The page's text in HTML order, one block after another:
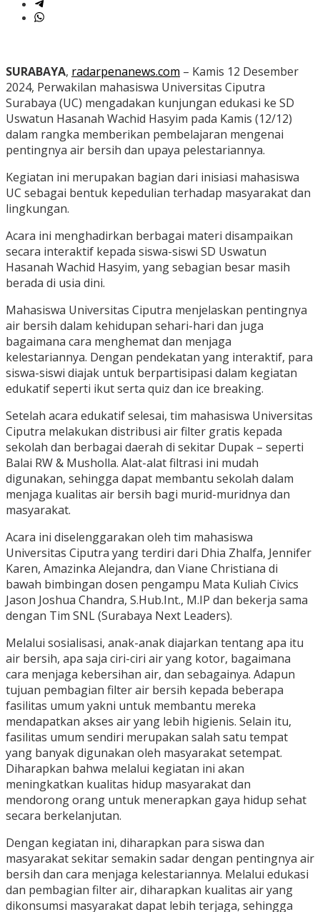
SURABAYA, radarpenanews.com – Kamis 12 Desember
2024, Perwakilan mahasiswa Universitas Ciputra
Surabaya (UC) mengadakan kunjungan edukasi ke SD
Uswatun Hasanah Wachid Hasyim pada Kamis (12/12)
dalam rangka memberikan pembelajaran mengenai
pentingnya air bersih dan upaya pelestariannya.
Kegiatan ini merupakan bagian dari inisiasi mahasiswa
UC sebagai bentuk kepedulian terhadap masyarakat dan
lingkungan.
Acara ini menghadirkan berbagai materi disampaikan
secara interaktif kepada siswa-siswi SD Uswatun
Hasanah Wachid Hasyim, yang sebagian besar masih
berada di usia dini.
Mahasiswa Universitas Ciputra menjelaskan pentingnya
air bersih dalam kehidupan sehari-hari dan juga
bagaimana cara menghemat dan menjaga
kelestariannya. Dengan pendekatan yang interaktif, para
siswa-siswi diajak untuk berpartisipasi dalam kegiatan
edukatif seperti ikut serta quiz dan ice breaking.
Setelah acara edukatif selesai, tim mahasiswa Universitas
Ciputra melakukan distribusi air filter gratis kepada
sekolah dan berbagai daerah di sekitar Dupak – seperti
Balai RW & Musholla. Alat-alat filtrasi ini mudah
digunakan, sehingga dapat membantu sekolah dalam
menjaga kualitas air bersih bagi murid-muridnya dan
masyarakat.
Acara ini diselenggarakan oleh tim mahasiswa
Universitas Ciputra yang terdiri dari Dhia Zhalfa, Jennifer
Karen, Amazinka Alejandra, dan Viane Christiana di
bawah bimbingan dosen pengampu Mata Kuliah Civics
Jason Joshua Chandra, S.Hub.Int., M.IP dan bekerja sama
dengan Tim SNL (Surabaya Next Leaders).
Melalui sosialisasi, anak-anak diajarkan tentang apa itu
air bersih, apa saja ciri-ciri air yang kotor, bagaimana
cara menjaga kebersihan air, dan sebagainya. Adapun
tujuan pembagian filter air bersih kepada beberapa
fasilitas umum yakni untuk membantu mereka
mendapatkan akses air yang lebih higienis. Selain itu,
fasilitas umum sendiri merupakan salah satu tempat
yang banyak digunakan oleh masyarakat setempat.
Diharapkan bahwa melalui kegiatan ini akan
meningkatkan kualitas hidup masyarakat dan
mendorong orang untuk menerapkan gaya hidup sehat
secara berkelanjutan.
Dengan kegiatan ini, diharapkan para siswa dan
masyarakat sekitar semakin sadar dengan pentingnya air
bersih dan cara menjaga kelestariannya. Melalui edukasi
dan pembagian filter air, diharapkan kualitas air yang
dikonsumsi masyarakat dapat lebih terjaga, sehingga